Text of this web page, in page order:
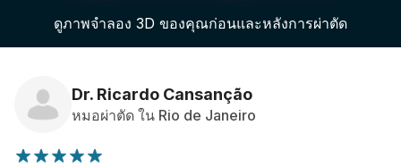
แผน
ความคิดเห็นของคนไข้
ดูภาพจำลอง 3D ของคุณก่อนและหลังการผ่าตัด
Dr. Ricardo Cansanção
หมอผ่าตัด ใน Rio de Janeiro